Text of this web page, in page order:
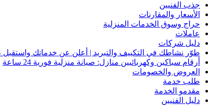
جذب الفنيين
الأسعار والمقارنات
حراج وسوق الخدمات المنزلية
عاملات
دليل شركات
طوّر نشاطك في التكييف والتبريد | أعلن عن خدماتك واستقبل
أرقام سباكين وكهربائيين منازل: صيانة منزلية فورية 24 ساعة
العروض والخصومات
طلب خدمة
مقدمو الخدمة
دليل الفنيين